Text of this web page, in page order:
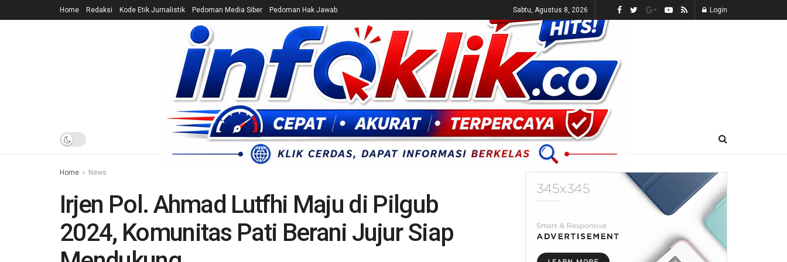
Home Redaksi Kode Etik Jurnalistik Pedoman Media Siber Pedoman Hak Jawab Sabtu, Agustus 8, 2026 Login
HOME NEWS CEK FAKTA ENTERTAINMENT BREAKING NEWS UMUM E-KORAN LIVE TV
Home News
Irjen Pol. Ahmad Lutfhi Maju di Pilgub
2024, Komunitas Pati Berani Jujur Siap